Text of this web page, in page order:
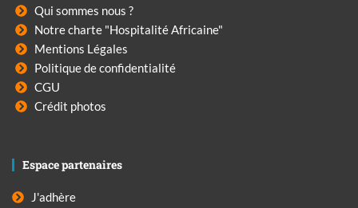
Qui sommes nous ?
Notre charte "Hospitalité Africaine"
Mentions Légales
Politique de confidentialité
CGU
Crédit photos
Espace partenaires
J'adhère